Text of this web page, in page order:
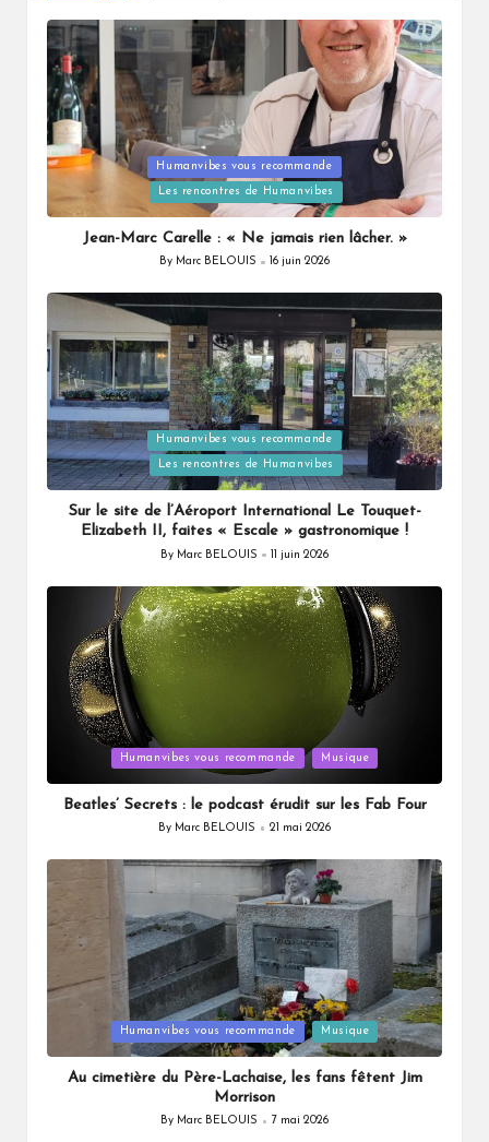
Posted
Humanvibes vous recommande
Les rencontres de Humanvibes
Jean-Marc Carelle : « Ne jamais rien lâcher. »
Posted
By Marc BELOUIS 16 juin 2026
Posted
in
Humanvibes vous recommande
Les rencontres de Humanvibes
Sur le site de l’Aéroport International Le Touquet-
Elizabeth II, faites « Escale » gastronomique !
Posted
By Marc BELOUIS 11 juin 2026
in
Humanvibes vous recommande Musique
Beatles’ Secrets : le podcast érudit sur les Fab Four
Posted
By Marc BELOUIS 21 mai 2026
in
Humanvibes vous recommande Musique
Au cimetière du Père-Lachaise, les fans fêtent Jim
Morrison
Posted
By Marc BELOUIS 7 mai 2026